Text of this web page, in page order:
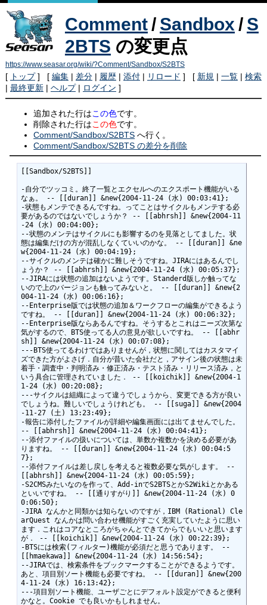
Comment/ Sandbox / S
2BTS の変更点
https://www.seasar.org/wiki/?Comment/Sandbox/S2BTS
[ トップ] [ 編集| 差分| 履歴| 添付| リロード ] [ 新規 | 一覧| 検索
| 最終更新| ヘルプ| ログイン ]
追加された行はこの色です。
削除された行はこの色です。
Comment/Sandbox/S2BTS へ行く。
Comment/Sandbox/S2BTS の差分を削除
[[Sandbox/S2BTS]]
-自分でツッコミ。終了一覧とエクセルへのエクスポート機能がいる
なぁ。 -- [[duran]] &new{2004-11-24 (水) 00:03:41};
-状態もメンテできるんですね。ってことはサイクルもメンテする必
要があるのではないでしょうか？ -- [[abhrsh]] &new{2004-11
-24 (水) 00:04:00};
--状態のメンテはサイクルにも影響するのを見落としてました。状
態は編集だけの方が混乱しなくていいのかな。 -- [[duran]] &ne
w{2004-11-24 (水) 00:04:19};
--サイクルのメンテは確かに難しそうですね。JIRAにはあるんでし
ょうか？ -- [[abhrsh]] &new{2004-11-24 (水) 00:05:37};
--JIRAには状態の追加はないようです。Standerd版しか触ってな
いので上のバージョンも触ってみないと。 -- [[duran]] &new{2
004-11-24 (水) 00:06:16};
--Enterprise版では状態の追加＆ワークフローの編集ができるよう
ですね。 -- [[duran]] &new{2004-11-24 (水) 00:06:32};
--Enterprise版ならあるんですね。そうするとこれはニーズ次第な
気がするので、BTS使ってる人の意見が欲しいですね。 -- [[abhr
sh]] &new{2004-11-24 (水) 00:07:08};
---BTS使ってるわけではありませんが，状態に関してはカスタマイ
ズできた方がよさげ．自分が昔いた会社だと，アサイン後の状態は未
着手・調査中・判明済み・修正済み・テスト済み・リリース済み，と
いう具合に管理されていました． -- [[koichik]] &new{2004-1
1-24 (水) 00:20:08};
---サイクルは組織によって違うでしょうから、変更できる方が良い
でしょうね。難しいでしょうけれども。 -- [[suga]] &new{2004
-11-27 (土) 13:23:49};
-報告に添付したファイルが詳細や編集画面には出てませんでした。
-- [[abhrsh]] &new{2004-11-24 (水) 00:04:41};
--添付ファイルの扱いについては、単数か複数かを決める必要があ
りますね。 -- [[duran]] &new{2004-11-24 (水) 00:04:5
7};
--添付ファイルは差し戻しを考えると複数必要な気がします。 --
[[abhrsh]] &new{2004-11-24 (水) 00:05:59};
-S2CMSみたいなのを作って、Add-inでS2BTSとかS2Wikiとかある
といいですね。 -- [[通りすがり]] &new{2004-11-24 (水) 0
0:06:50};
-JIRA なんかと同類かは知らないのですが，IBM (Rational) Cle
arQuest なんかは問い合わせ機能がすごく充実していたように思い
ます．これはコアなところがちゃんとできてからでもいいと思います
が． -- [[koichik]] &new{2004-11-24 (水) 00:22:39};
-BTSには検索(フィルター)機能が必須だと思うであります。 --
[[hmaekawa]] &new{2004-11-24 (水) 14:56:54};
--JIRAでは、検索条件をブックマークすることができるようです。
あと、項目別ソート機能も必要ですね。 -- [[duran]] &new{200
4-11-24 (水) 16:13:42};
---項目別ソート機能、ユーザごとにデフォルト設定ができると便利